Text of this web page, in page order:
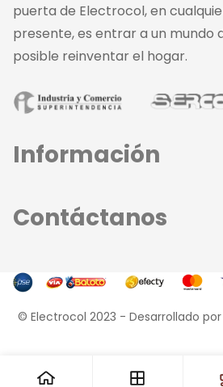
puerta de Electrocol, en
presente, es entrar a un mundo
posible reinventar el hogar.
Información
Aviso de Privacidad
Políticas de Privacidad
Contáctanos
Conócenos
Contáctanos
- Dirección: Calle 37 # 44 - 109
© Electrocol 2023 - Desarrollado